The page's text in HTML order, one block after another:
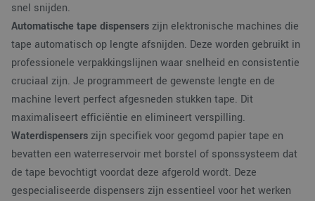
snel snijden.
Automatische tape dispenserszijn elektronische machines die
tape automatisch op lengte afsnijden. Deze worden gebruikt in
professionele verpakkingslijnen waar snelheid en consistentie
cruciaal zijn. Je programmeert de gewenste lengte en de
machine levert perfect afgesneden stukken tape. Dit
maximaliseert efficiëntie en elimineert verspilling.
Waterdispenserszijn specifiek voor gegomd papier tape en
bevatten een waterreservoir met borstel of sponssysteem dat
de tape bevochtigt voordat deze afgerold wordt. Deze
gespecialiseerde dispensers zijn essentieel voor het werken
ANONCHK
Microsoft
Corporation
.c.clarity.ms
9 minuten 57
seconden
Deze cookie
verzamelt informatie
over hoe de
eindgebruiker de
website gebruikt en
advertenties die de
mogelijk heeft
genoemde website
bezocht.
MUID
Microsoft
.bing.com
1 jaar
Deze cookie wordt
veel gebruikt door
mijn Microsoft als
gebruikers-ID. Het